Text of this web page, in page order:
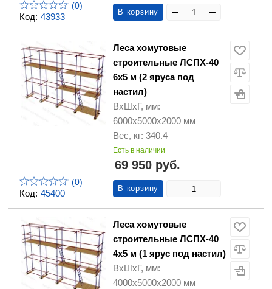
Код: 43933
(0)
В корзину
Код: 45400
(0)
Леса хомутовые
строительные ЛСПХ-40
6х5 м (2 яруса под
настил)
ВхШхГ, мм:
6000х5000х2000 мм
Вес, кг: 340.4
Есть в наличии
69 950 руб.
В корзину
Леса хомутовые
строительные ЛСПХ-40
4х5 м (1 ярус под настил)
ВхШхГ, мм:
4000х5000х2000 мм